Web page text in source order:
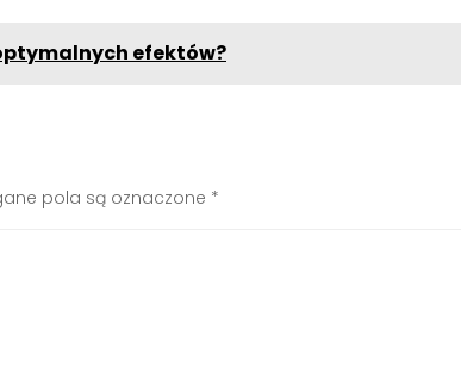
efektów?
pola są oznaczone *